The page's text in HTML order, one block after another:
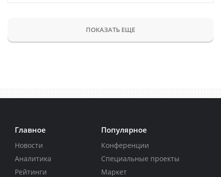
ПОКАЗАТЬ ЕЩЕ
Главное
Новости
Аналитика
Рейтинги
Популярное
Конференции
Специальные проекты
Маркет